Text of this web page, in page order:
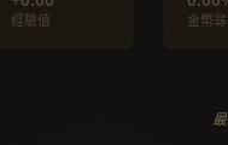
經驗值 金幣